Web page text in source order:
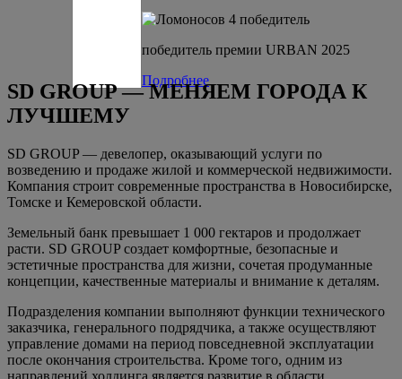
победитель премии URBAN 2025
Подробнее
SD GROUP — МЕНЯЕМ ГОРОДА К
ЛУЧШЕМУ
SD GROUP — девелопер, оказывающий услуги по
возведению и продаже жилой и коммерческой недвижимости.
Компания строит современные пространства в Новосибирске,
Томске и Кемеровской области.
Земельный банк превышает 1 000 гектаров и продолжает
расти. SD GROUP создает комфортные, безопасные и
эстетичные пространства для жизни, сочетая продуманные
концепции, качественные материалы и внимание к деталям.
Подразделения компании выполняют функции технического
заказчика, генерального подрядчика, а также осуществляют
управление домами на период повседневной эксплуатации
после окончания строительства. Кроме того, одним из
направлений холдинга является развитие в области